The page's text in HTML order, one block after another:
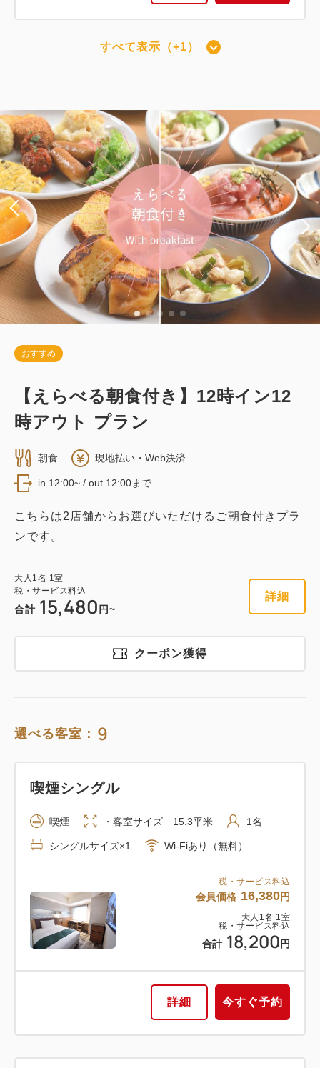
税・サービス料込
会員価格 36,000円
大人1名1室
税・サービス料込
合計 40,000円
シングルサイズ×2 Wi-Fiあり（無料）
残り 1室 詳細 今すぐ予約
すべて表示（+1）
おすすめ
【えらべる朝食付き】12時イン12
時アウト プラン
朝食 現地払い・Web決済
in 12:00~ / out 12:00まで
こちらは2店舗からお選びいただけるご朝食付きプラ
ンです。
大人 1名 1室
税・サービス料込
合計 15,480 円~
詳細
クーポン獲得
選べる客室： 9
税・サービス料込
会員価格 16,380円
大人 1名 1室
税・サービス料込
合計 18,200 円
喫煙シングル
喫煙 ・客室サイズ 15.3平米 1名
シングルサイズ×1 Wi-Fiあり（無料）
詳細 今すぐ予約